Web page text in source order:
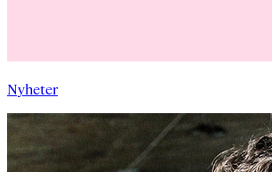
Nyheter